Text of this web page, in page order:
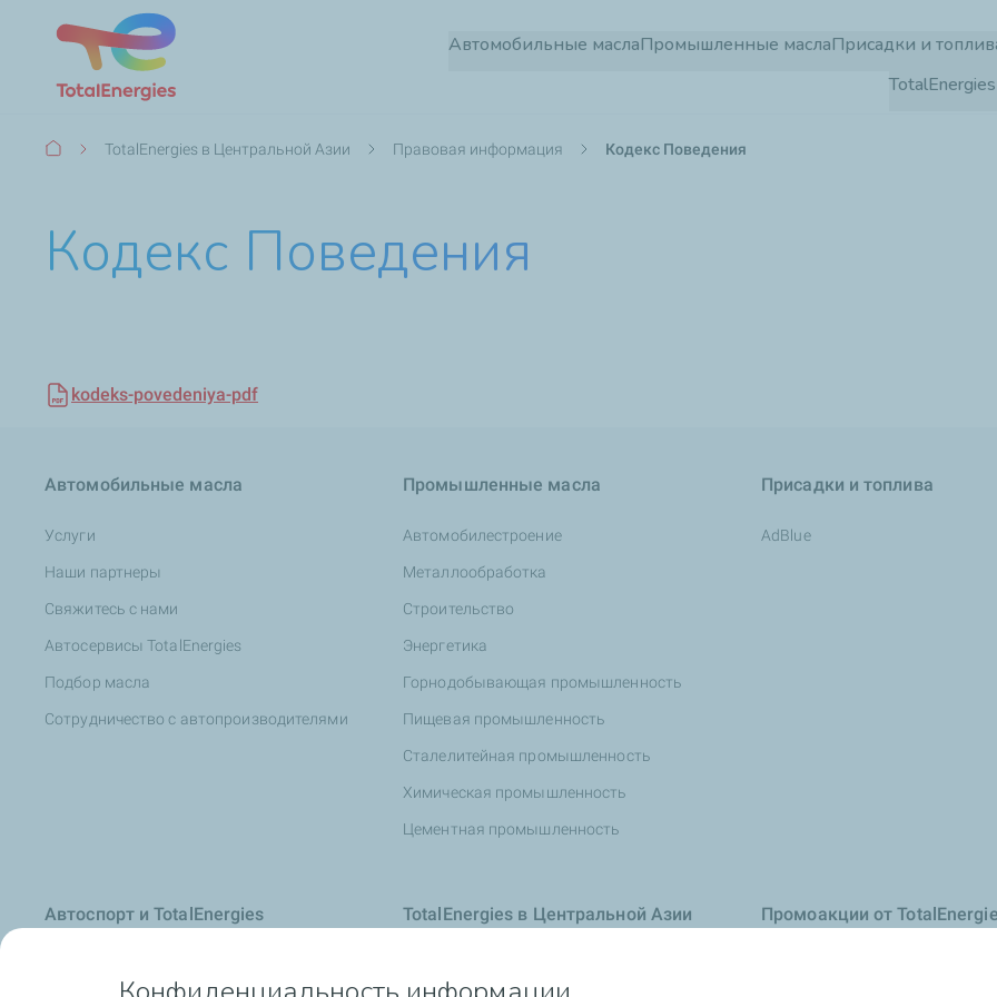
Автомобильные маслаПромышленные маслаПрисадки и
Строка
TotalEnergies в Центральной Азии Правовая информация Кодекс Поведения
Кодекс Поведения
kodeks-povedeniya-pdf
Автомобильные масла
Услуги
Наши партнеры
Свяжитесь с нами
Автосервисы TotalEnergies
Подбор масла
Сотрудничество с автопроизводителями
Промышленные масла
Автомобилестроение
Металлообработка
Строительство
Энергетика
Горнодобывающая промышленность
Пищевая промышленность
Сталелитейная промышленность
Химическая промышленность
Цементная промышленность
Присадки и топлива
AdBlue
Автоспорт и TotalEnergies TotalEnergies в Центральной Азии Промоакции от